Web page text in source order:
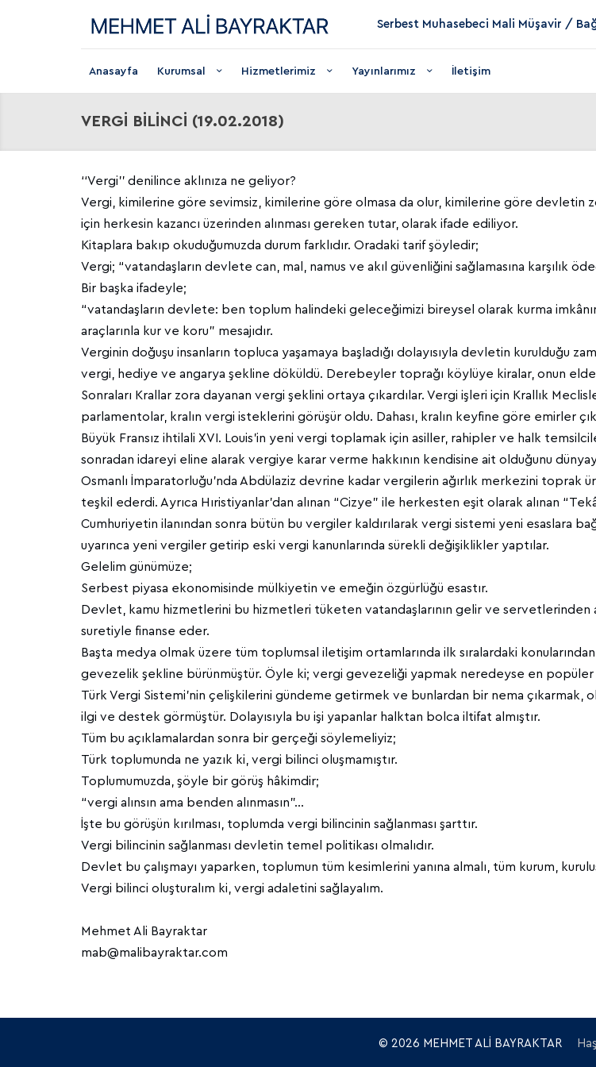
Serbest Muhasebeci Mali Müşavir /
Anasayfa Kurumsal Hizmetlerimiz Yayınlarımız İletişim
VERGİ BİLİNCİ (19.02.2018)
‘‘Vergi’’ denilince aklınıza ne geliyor?
Vergi, kimilerine göre sevimsiz, kimilerine göre olmasa da olur, kimilerine göre devletin
için herkesin kazancı üzerinden alınması gereken tutar, olarak ifade ediliyor.
Kitaplara bakıp okuduğumuzda durum farklıdır. Oradaki tarif şöyledir;
Vergi; “vatandaşların devlete can, mal, namus ve akıl güvenliğini sağlamasına karşılık
Bir başka ifadeyle;
“vatandaşların devlete: ben toplum halindeki geleceğimizi bireysel olarak kurma
araçlarınla kur ve koru” mesajıdır.
Verginin doğuşu insanların topluca yaşamaya başladığı dolayısıyla devletin kurulduğu
vergi, hediye ve angarya şekline döküldü. Derebeyler toprağı köylüye kiralar, onun elde
Sonraları Krallar zora dayanan vergi şeklini ortaya çıkardılar. Vergi işleri için Krallık
parlamentolar, kralın vergi isteklerini görüşür oldu. Dahası, kralın keyfine göre emirler
Büyük Fransız ihtilali XVI. Louis’in yeni vergi toplamak için asiller, rahipler ve halk
sonradan idareyi eline alarak vergiye karar verme hakkının kendisine ait olduğunu
Osmanlı İmparatorluğu’nda Abdülaziz devrine kadar vergilerin ağırlık merkezini toprak
teşkil ederdi. Ayrıca Hıristiyanlar’dan alınan “Cizye” ile herkesten eşit olarak alınan
Cumhuriyetin ilanından sonra bütün bu vergiler kaldırılarak vergi sistemi yeni esaslara
uyarınca yeni vergiler getirip eski vergi kanunlarında sürekli değişiklikler yaptılar.
Gelelim günümüze;
Serbest piyasa ekonomisinde mülkiyetin ve emeğin özgürlüğü esastır.
Devlet, kamu hizmetlerini bu hizmetleri tüketen vatandaşlarının gelir ve
suretiyle finanse eder.
Başta medya olmak üzere tüm toplumsal iletişim ortamlarında ilk sıralardaki
gevezelik şekline bürünmüştür. Öyle ki; vergi gevezeliği yapmak neredeyse en popüler
Türk Vergi Sistemi'nin çelişkilerini gündeme getirmek ve bunlardan bir nema çıkarmak,
ilgi ve destek görmüştür. Dolayısıyla bu işi yapanlar halktan bolca iltifat almıştır.
Tüm bu açıklamalardan sonra bir gerçeği söylemeliyiz;
Türk toplumunda ne yazık ki, vergi bilinci oluşmamıştır.
Toplumumuzda, şöyle bir görüş hâkimdir;
“vergi alınsın ama benden alınmasın”…
İşte bu görüşün kırılması, toplumda vergi bilincinin sağlanması şarttır.
Vergi bilincinin sağlanması devletin temel politikası olmalıdır.
Devlet bu çalışmayı yaparken, toplumun tüm kesimlerini yanına almalı, tüm kurum,
Vergi bilinci oluşturalım ki, vergi adaletini sağlayalım.
Mehmet Ali Bayraktar
mab@malibayraktar.com
© 2026 MEHMET ALİ BAYRAKTAR